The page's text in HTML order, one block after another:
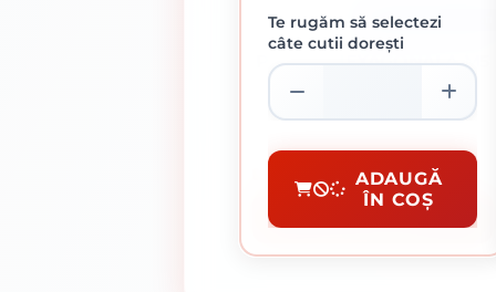
CUTIE DE 1000 BUCATI
PIULITA HEXAGONALA M5
0.02 Lei / bucati
Piulite Si Saibe
Te rugăm să selectezi
câte cutii dorești
ADAUGĂ
ÎN COȘ